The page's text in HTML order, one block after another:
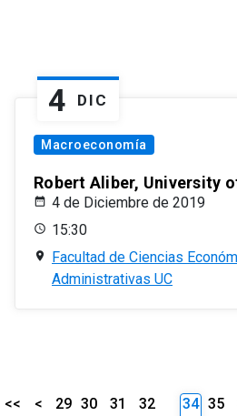
4 DIC
Macroeconomía
Robert Aliber, University
4 de Diciembre de 2019
15:30
Facultad de Ciencias
Administrativas UC
<< < 29 30 31
32
34 35